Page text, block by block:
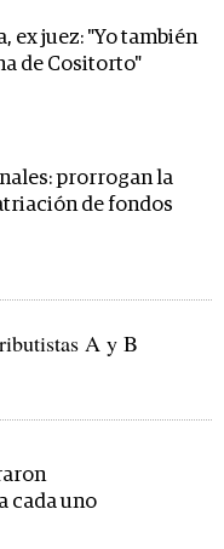
ex juez: "Yo también
de Cositorto"
prorrogan la
de fondos
A y B
cada uno